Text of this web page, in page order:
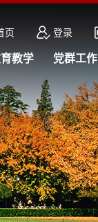
页 登录
教学 党群工作